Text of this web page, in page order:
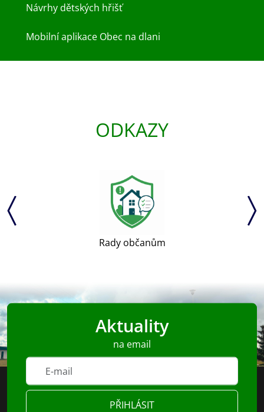
Návrhy dětských hřišť
Mobilní aplikace Obec na dlani
ODKAZY
Rady občanům
Aktuality
na email
PŘIHLÁSIT